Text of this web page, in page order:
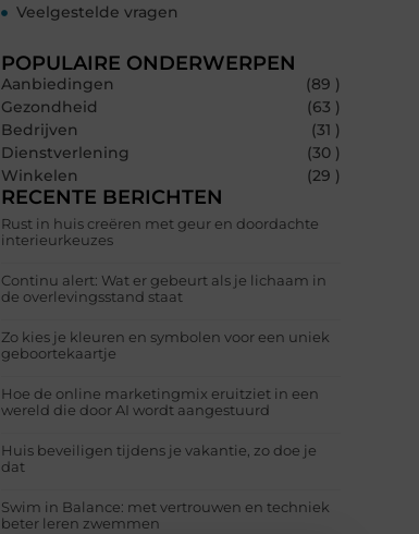
Veelgestelde vragen
POPULAIRE ONDERWERPEN
Aanbiedingen
(89 )
Gezondheid
(63 )
Bedrijven
(31 )
Dienstverlening
(30 )
Winkelen
(29 )
RECENTE BERICHTEN
Rust in huis creëren met geur en doordachte
interieurkeuzes
Continu alert: Wat er gebeurt als je lichaam in
de overlevingsstand staat
Zo kies je kleuren en symbolen voor een uniek
geboortekaartje
Hoe de online marketingmix eruitziet in een
wereld die door AI wordt aangestuurd
Huis beveiligen tijdens je vakantie, zo doe je
dat
Swim in Balance: met vertrouwen en techniek
beter leren zwemmen